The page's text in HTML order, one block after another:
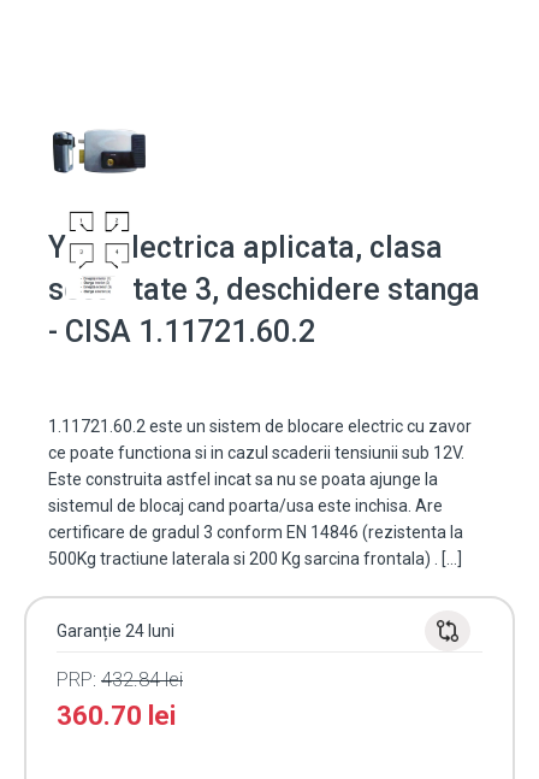
Yala electrica aplicata, clasa
securitate 3, deschidere stanga
- CISA 1.11721.60.2
1.11721.60.2 este un sistem de blocare electric cu zavor
ce poate functiona si in cazul scaderii tensiunii sub 12V.
Este construita astfel incat sa nu se poata ajunge la
sistemul de blocaj cand poarta/usa este inchisa. Are
certificare de gradul 3 conform EN 14846 (rezistenta la
500Kg tractiune laterala si 200 Kg sarcina frontala) . […]
Garanție 24 luni
PRP: 432.84lei
360.70 lei